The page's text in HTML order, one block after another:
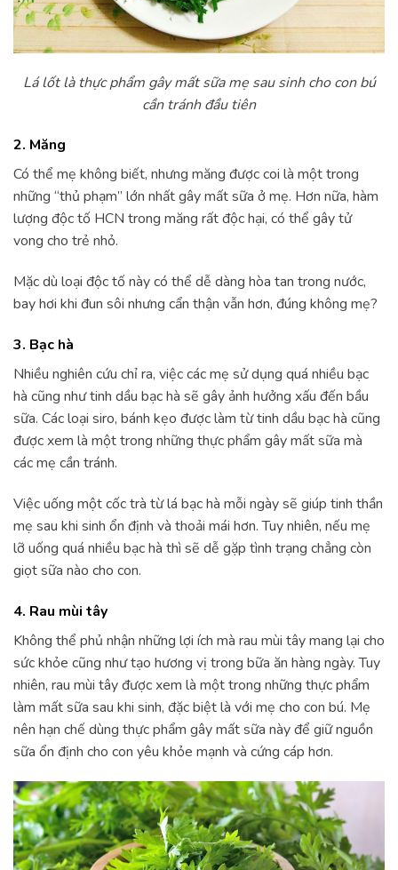
Lá lốt là thực phẩm gây mất sữa mẹ sau sinh cho con bú
cần tránh đầu tiên
2. Măng
Có thể mẹ không biết, nhưng măng được coi là một trong
những “thủ phạm” lớn nhất gây mất sữa ở mẹ. Hơn nữa, hàm
lượng độc tố HCN trong măng rất độc hại, có thể gây tử
vong cho trẻ nhỏ.
Mặc dù loại độc tố này có thể dễ dàng hòa tan trong nước,
bay hơi khi đun sôi nhưng cẩn thận vẫn hơn, đúng không mẹ?
3. Bạc hà
Nhiều nghiên cứu chỉ ra, việc các mẹ sử dụng quá nhiều bạc
hà cũng như tinh dầu bạc hà sẽ gây ảnh hưởng xấu đến bầu
sữa. Các loại siro, bánh kẹo được làm từ tinh dầu bạc hà cũng
được xem là một trong những thực phẩm gây mất sữa mà
các mẹ cần tránh.
Việc uống một cốc trà từ lá bạc hà mỗi ngày sẽ giúp tinh thần
mẹ sau khi sinh ổn định và thoải mái hơn. Tuy nhiên, nếu mẹ
lỡ uống quá nhiều bạc hà thì sẽ dễ gặp tình trạng chẳng còn
giọt sữa nào cho con.
4. Rau mùi tây
Không thể phủ nhận những lợi ích mà rau mùi tây mang lại cho
sức khỏe cũng như tạo hương vị trong bữa ăn hàng ngày. Tuy
nhiên, rau mùi tây được xem là một trong những thực phẩm
làm mất sữa sau khi sinh, đặc biệt là với mẹ cho con bú. Mẹ
nên hạn chế dùng thực phẩm gây mất sữa này để giữ nguồn
sữa ổn định cho con yêu khỏe mạnh và cứng cáp hơn.